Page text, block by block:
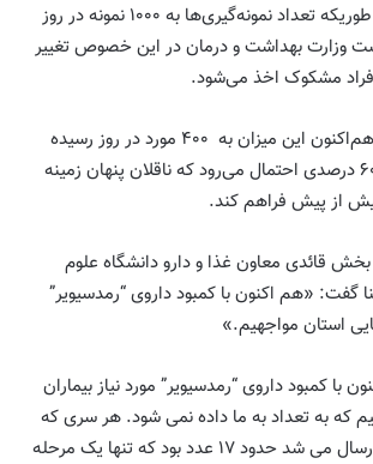
نمونه گرفته میشد به طوریکه تعداد نمونه‌گیری‌ها به ۱۰۰۰ نمونه در روز
وزارت بهداشت و درمان در این خصوص تغییر
مشکوک اخذ می‌شود.
به گفته آقای درستی هم‌اکنون این میزان به ۴۰۰ مورد در روز رسیده
است. با این کاهش ۶۰ درصدی احتمال می‌رود که ناقلان پنهان زمینه
از پیش فراهم کند.
قائدی معاون غذا و دارو دانشگاه علوم
گفت: «هم اکنون با کمبود داروی “رمدسیویر”
استان مواجهیم.»
با کمبود داروی “رمدسیویر” مورد نیاز بیماران
که به تعداد به ما داده نمی شود. هر سری که
این دارو برای استان ارسال می شد حدود ۱۷ عدد بود که تنها یک مرحله